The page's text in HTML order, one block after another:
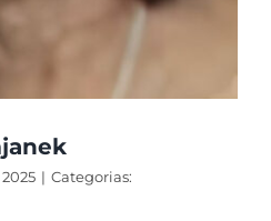
| Categorias: